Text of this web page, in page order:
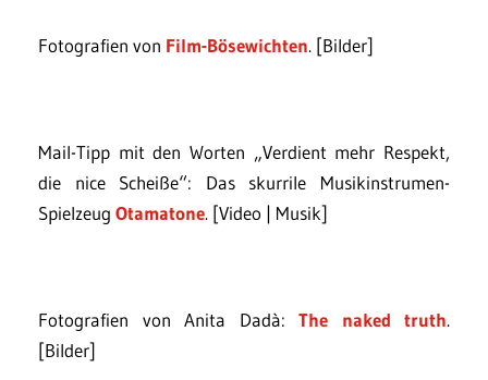
Fotografien von Film-Bösewichten. [Bilder]
Mail-Tipp mit den Worten „Verdient mehr Respekt,
die nice Scheiße“: Das skurrile Musikinstrumen-
Spielzeug Otamatone. [Video | Musik]
Fotografien von Anita Dadà: The naked truth.
[Bilder]